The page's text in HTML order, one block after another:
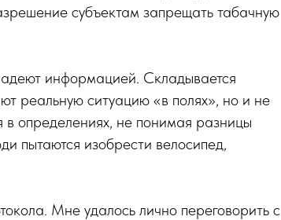
субъектам запрещать табачную
информацией. Складывается
реальную ситуацию «в полях», но и не
в определениях, не понимая разницы
пытаются изобрести велосипед,
Мне удалось лично переговорить с